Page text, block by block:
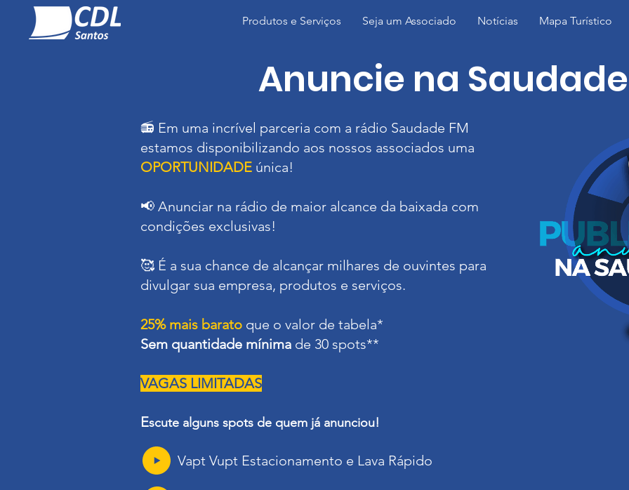
Produtos e Serviços Seja um Associado Notícias Mapa Turístico
Anuncie na Saudade
📻 Em uma incrível parceria com a rádio Saudade FM
estamos disponibilizando aos nossos associados uma
OPORTUNIDADE única!
📢 Anunciar na rádio de maior alcance da baixada com
condições exclusivas!
🥰 É a sua chance de alcançar milhares de ouvintes para
divulgar sua empresa, produtos e serviços.
25% mais barato que o valor de tabela*
Sem quantidade mínima de 30 spots**
VAGAS LIMITADAS
Escute alguns spots de quem já anunciou!
Vapt Vupt Estacionamento e Lava Rápido